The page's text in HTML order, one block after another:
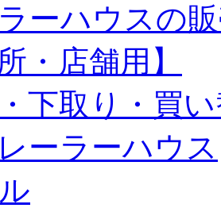
ーハウスの
・店舗用】
下取り・買
ーラーハウス